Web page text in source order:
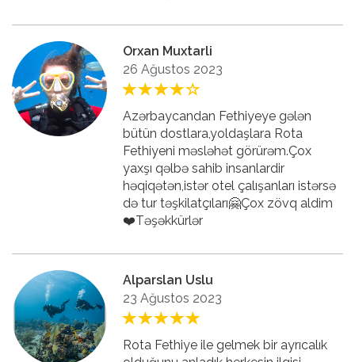
Orxan Muxtarli
26 Ağustos 2023
Azərbaycandan Fethiyeye gələn
bütün dostlara,yoldaşlara Rota
Fethiyeni məsləhət görürəm.Çox
yaxşı qəlbə sahib insanlardir
həqiqətən,istər otel çalışanları istərsə
də tur təşkilatçıları🤗Çox zövq aldim
❤️Təşəkkürlər
Alparslan Uslu
23 Ağustos 2023
Rota Fethiye ile gelmek bir ayrıcalık